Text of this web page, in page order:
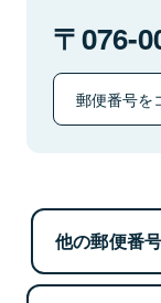
076-
郵便番号を
他の郵便番